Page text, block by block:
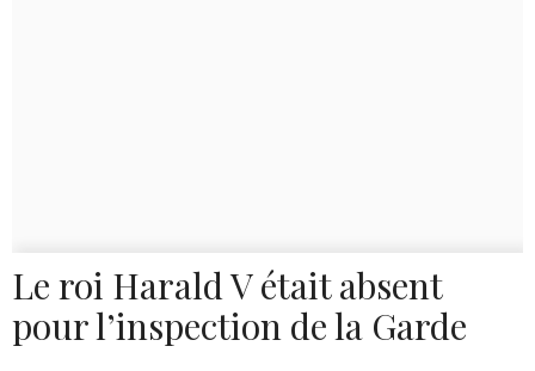
Le roi Harald V était absent
pour l’inspection de la Garde